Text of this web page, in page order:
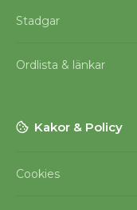
Stadgar
Ordlista & länkar
Kakor & Policy
Cookies